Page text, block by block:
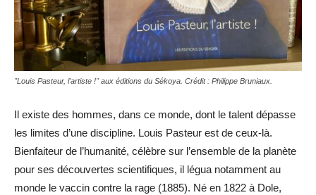
"Louis Pasteur, l'artiste !" aux éditions du Sékoya. Crédit : Philippe Bruniaux.
Il existe des hommes, dans ce monde, dont le talent dépasse
les limites d’une discipline. Louis Pasteur est de ceux-là.
Bienfaiteur de l’humanité, célèbre sur l’ensemble de la planète
pour ses découvertes scientifiques, il légua notamment au
monde le vaccin contre la rage (1885). Né en 1822 à Dole,